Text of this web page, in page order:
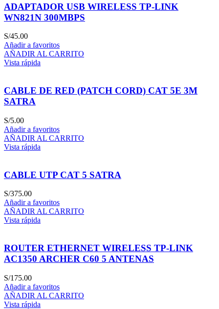
ADAPTADOR USB WIRELESS TP-LINK
WN821N 300MBPS
S/45.00
Añadir a favoritos
AÑADIR AL CARRITO
Vista rápida
CABLE DE RED (PATCH CORD) CAT 5E 3M
SATRA
S/5.00
Añadir a favoritos
AÑADIR AL CARRITO
Vista rápida
CABLE UTP CAT 5 SATRA
S/375.00
Añadir a favoritos
AÑADIR AL CARRITO
Vista rápida
ROUTER ETHERNET WIRELESS TP-LINK
AC1350 ARCHER C60 5 ANTENAS
S/175.00
Añadir a favoritos
AÑADIR AL CARRITO
Vista rápida